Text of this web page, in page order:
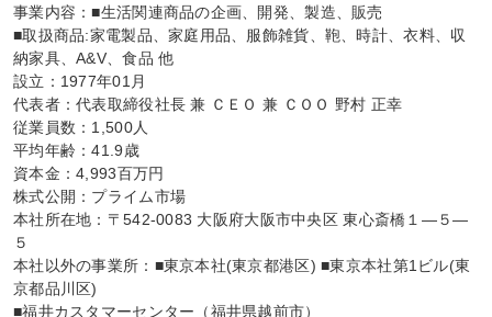
事業内容：■生活関連商品の企画、開発、製造、販売
■取扱商品:家電製品、家庭用品、服飾雑貨、鞄、時計、衣料、収
納家具、A&V、食品 他
設立：1977年01月
代表者：代表取締役社長 兼 ＣＥＯ 兼 ＣＯＯ 野村 正幸
従業員数：1,500人
平均年齢：41.9歳
資本金：4,993百万円
株式公開：プライム市場
本社所在地：〒542-0083 大阪府大阪市中央区 東心斎橋１―５―
５
本社以外の事業所：■東京本社(東京都港区) ■東京本社第1ビル(東
京都品川区)
■福井カスタマーセンター（福井県越前市）